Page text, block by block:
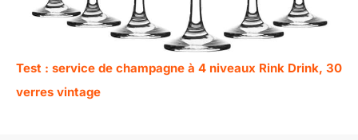
Test : service de champagne à 4 niveaux Rink Drink, 30
verres vintage